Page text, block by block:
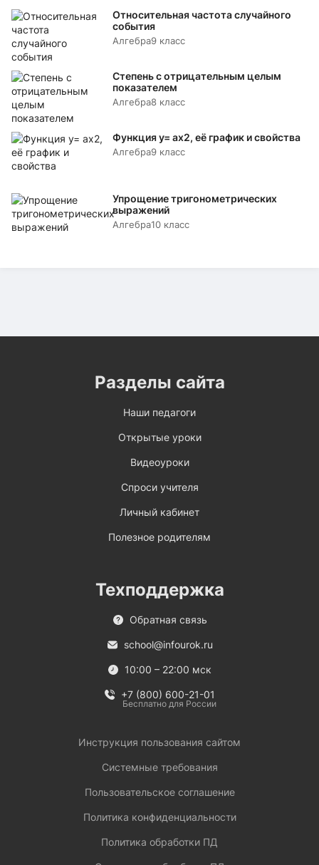
Относительная частота случайного
события
Алгебра9 класс
Степень с отрицательным целым
показателем
Алгебра8 класс
Функция y= аx2, её график и свойства
Алгебра9 класс
Упрощение тригонометрических
выражений
Алгебра10 класс
Разделы сайта
Наши педагоги
Открытые уроки
Видеоуроки
Спроси учителя
Личный кабинет
Полезное родителям
Техподдержка
Обратная связь
school@infourok.ru
10:00 – 22:00 мск
+7 (800) 600-21-01
Бесплатно для России
Инструкция пользования сайтом
Системные требования
Пользовательское соглашение
Политика конфиденциальности
Политика обработки ПД